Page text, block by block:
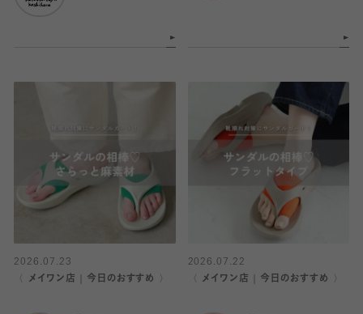
2026.07.23
〈 メイワン店｜今日のおすすめ 〉
2026.07.22
〈 メイワン店｜今日のおすすめ 〉